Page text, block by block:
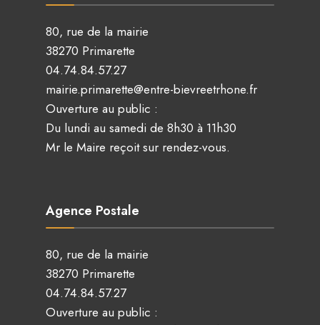
80, rue de la mairie
38270 Primarette
04.74.84.57.27
mairie.primarette@entre-bievreetrhone.fr
Ouverture au public :
Du lundi au samedi de 8h30 à 11h30
Mr le Maire reçoit sur rendez-vous.
Agence Postale
80, rue de la mairie
38270 Primarette
04.74.84.57.27
Ouverture au public :